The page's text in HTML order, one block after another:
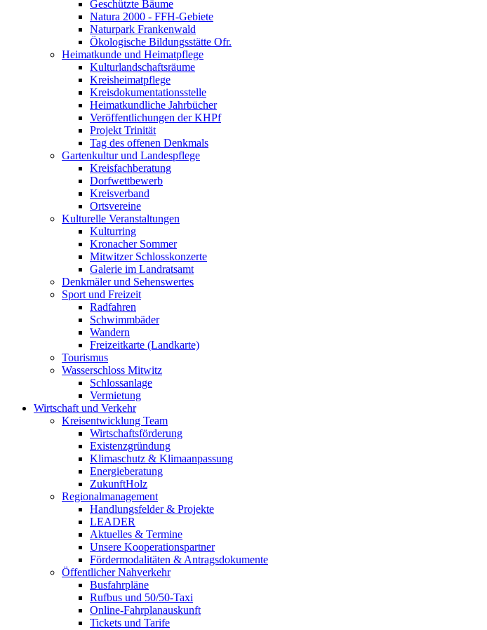
Geschützte Bäume
Natura 2000 - FFH-Gebiete
Naturpark Frankenwald
Ökologische Bildungsstätte Ofr.
Heimatkunde und Heimatpflege
Kulturlandschaftsräume
Kreisheimatpflege
Kreisdokumentationsstelle
Heimatkundliche Jahrbücher
Veröffentlichungen der KHPf
Projekt Trinität
Tag des offenen Denkmals
Gartenkultur und Landespflege
Kreisfachberatung
Dorfwettbewerb
Kreisverband
Ortsvereine
Kulturelle Veranstaltungen
Kulturring
Kronacher Sommer
Mitwitzer Schlosskonzerte
Galerie im Landratsamt
Denkmäler und Sehenswertes
Sport und Freizeit
Radfahren
Schwimmbäder
Wandern
Freizeitkarte (Landkarte)
Tourismus
Wasserschloss Mitwitz
Schlossanlage
Vermietung
Wirtschaft und Verkehr
Kreisentwicklung Team
Wirtschaftsförderung
Existenzgründung
Klimaschutz & Klimaanpassung
Energieberatung
ZukunftHolz
Regionalmanagement
Handlungsfelder & Projekte
LEADER
Aktuelles & Termine
Unsere Kooperationspartner
Fördermodalitäten & Antragsdokumente
Öffentlicher Nahverkehr
Busfahrpläne
Rufbus und 50/50-Taxi
Online-Fahrplanauskunft
Tickets und Tarife